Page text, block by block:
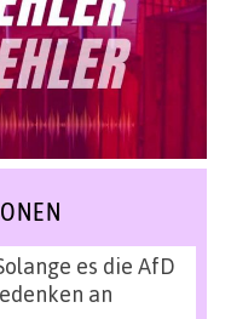
es die AfD
an